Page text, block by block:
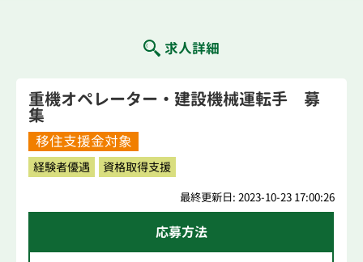
求人詳細
重機オペレーター・建設機械運転手 募
集
移住支援金対象
経験者優遇 資格取得支援
最終更新日: 2023-10-23 17:00:26
応募方法